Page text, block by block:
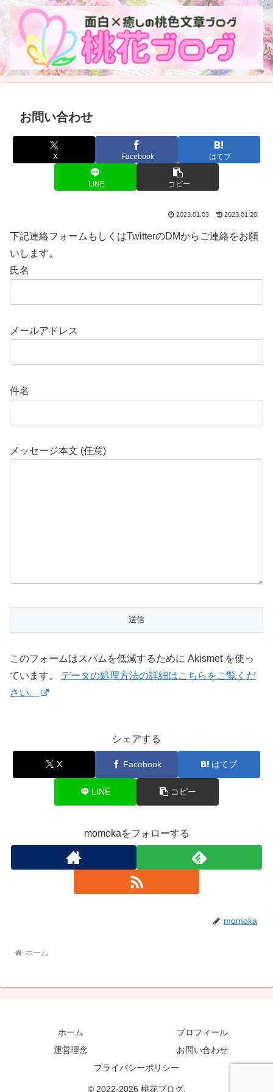
お問い合わせ
X Facebook はてブ
LINE コピー
2023.01.03 2023.01.20
下記連絡フォームもしくはTwitterのDMからご連絡をお願
いします。
氏名
メールアドレス
件名
メッセージ本文 (任意)
このフォームはスパムを低減するために Akismet を使っ
ています。 データの処理方法の詳細はこちらをご覧くだ
さい。
シェアする
X Facebook はてブ
LINE コピー
momokaをフォローする
momoka
ホーム
ホーム
プロフィール
運営理念
お問い合わせ
プライバシーポリシー
© 2022-2026 桃花ブログ.